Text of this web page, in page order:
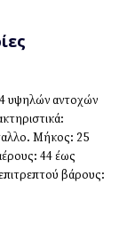
υψηλών αντοχών
Μήκος: 25
44 έως
βάρους: